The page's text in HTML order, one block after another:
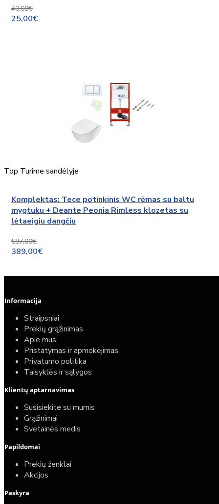
40,00€
25,00€
Top Turime sandėlyje
Komplektas: Tece potinkinis WC rėmas su baltu
mygtuku + Deante Peonia Rimless klozetas su
lėtaeigiu dangčiu
587,00€
389,00€
Informacija
Straipsniai
Prekių grąžinimas
Apie mus
Pristatymas ir apmokėjimas
Privatumo politika
Taisyklės ir sąlygos
Klientų aptarnavimas
Susisiekite su mumis
Grąžinimai
Svetainės medis
Papildomai
Prekių ženklai
Akcijos
Paskyra